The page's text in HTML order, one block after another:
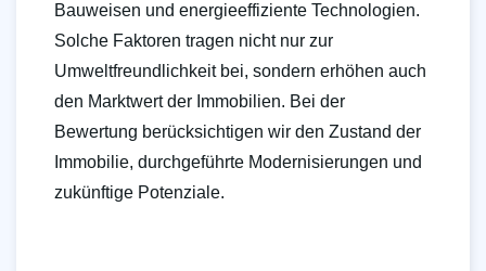
Bauweisen und energieeffiziente Technologien.
Solche Faktoren tragen nicht nur zur
Umweltfreundlichkeit bei, sondern erhöhen auch
den Marktwert der Immobilien. Bei der
Bewertung berücksichtigen wir den Zustand der
Immobilie, durchgeführte Modernisierungen und
zukünftige Potenziale.